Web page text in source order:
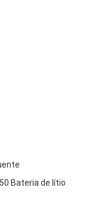
Bateria de lítio